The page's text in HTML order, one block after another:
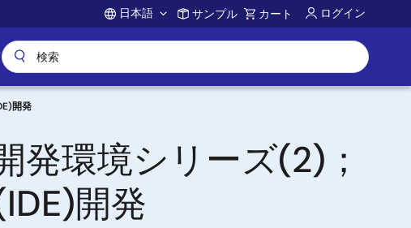
Account
日本語 サンプル カート ログイン
開発
環境シリーズ(2)；
開発